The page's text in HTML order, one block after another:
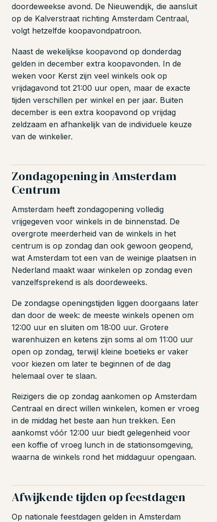
doordeweekse avond. De Nieuwendijk, die aansluit
op de Kalverstraat richting Amsterdam Centraal,
volgt hetzelfde koopavondpatroon.
Naast de wekelijkse koopavond op donderdag
gelden in december extra koopavonden. In de
weken voor Kerst zijn veel winkels ook op
vrijdagavond tot 21:00 uur open, maar de exacte
tijden verschillen per winkel en per jaar. Buiten
december is een extra koopavond op vrijdag
zeldzaam en afhankelijk van de individuele keuze
van de winkelier.
Zondagopening in Amsterdam
Centrum
Amsterdam heeft zondagopening volledig
vrijgegeven voor winkels in de binnenstad. De
overgrote meerderheid van de winkels in het
centrum is op zondag dan ook gewoon geopend,
wat Amsterdam tot een van de weinige plaatsen in
Nederland maakt waar winkelen op zondag even
vanzelfsprekend is als doordeweeks.
De zondagse openingstijden liggen doorgaans later
dan door de week: de meeste winkels openen om
12:00 uur en sluiten om 18:00 uur. Grotere
warenhuizen en ketens zijn soms al om 11:00 uur
open op zondag, terwijl kleine boetieks er vaker
voor kiezen om later te beginnen of de dag
helemaal over te slaan.
Reizigers die op zondag aankomen op Amsterdam
Centraal en direct willen winkelen, komen er vroeg
in de middag het beste aan hun trekken. Een
aankomst vóór 12:00 uur biedt gelegenheid voor
een koffie of vroeg lunch in de stationsomgeving,
waarna de winkels rond het middaguur opengaan.
Afwijkende tijden op feestdagen
Op nationale feestdagen gelden in Amsterdam